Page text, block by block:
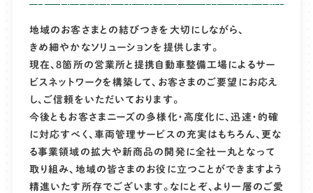
地域のお客さまとの結びつきを大切にしながら、
きめ細やかなソリューションを提供します。
現在、8箇所の営業所と提携自動車整備工場によるサー
ビスネットワークを構築して、お客さまのご要望にお応え
し、ご信頼をいただいております。
今後ともお客さまニーズの多様化・高度化に、迅速・的確
に対応すべく、車両管理サービスの充実はもちろん、更な
る事業領域の拡大や新商品の開発に全社一丸となって
取り組み、地域の皆さまのお役に立つことができますよう
精進いたす所存でございます。なにとぞ、より一層のご愛